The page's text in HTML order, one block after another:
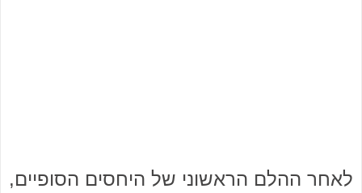
לאחר ההלם הראשוני של היחסים הסופיים,